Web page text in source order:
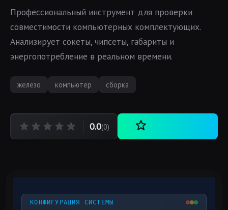
Профессиональный инструмент для проверки
совместимости компьютерных комплектующих.
Анализирует сокеты, чипсеты, габариты и
энергопотребление в реальном времени.
железо компьютер сборка
0.0(0)
КОНФИГУРАЦИЯ СИСТЕМЫ